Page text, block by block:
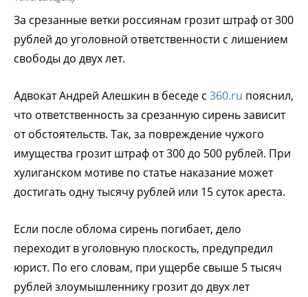
За срезанные ветки россиянам грозит штраф от 300
рублей до уголовной ответственности с лишением
свободы до двух лет.
Адвокат Андрей Алешкин в беседе с 360.ru пояснил,
что ответственность за срезанную сирень зависит
от обстоятельств. Так, за повреждение чужого
имущества грозит штраф от 300 до 500 рублей. При
хулиганском мотиве по статье наказание может
достигать одну тысячу рублей или 15 суток ареста.
Если после облома сирень погибает, дело
переходит в уголовную плоскость, предупредил
юрист. По его словам, при ущербе свыше 5 тысяч
рублей злоумышленнику грозит до двух лет